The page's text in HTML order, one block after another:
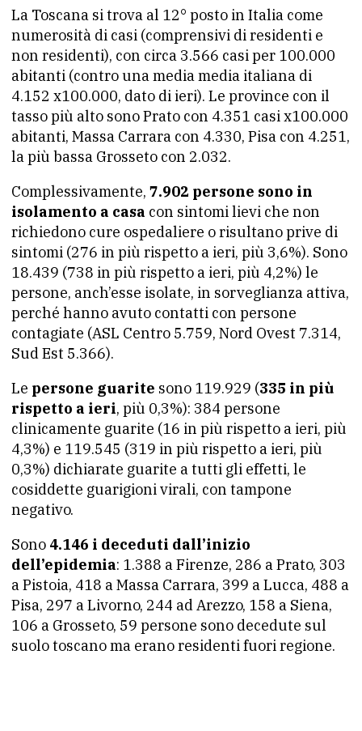
La Toscana si trova al 12° posto in Italia come
numerosità di casi (comprensivi di residenti e
non residenti), con circa 3.566 casi per 100.000
abitanti (contro una media media italiana di
4.152 x100.000, dato di ieri). Le province con il
tasso più alto sono Prato con 4.351 casi x100.000
abitanti, Massa Carrara con 4.330, Pisa con 4.251,
la più bassa Grosseto con 2.032.
Complessivamente, 7.902 persone sono in
isolamento a casa con sintomi lievi che non
richiedono cure ospedaliere o risultano prive di
sintomi (276 in più rispetto a ieri, più 3,6%). Sono
18.439 (738 in più rispetto a ieri, più 4,2%) le
persone, anch’esse isolate, in sorveglianza attiva,
perché hanno avuto contatti con persone
contagiate (ASL Centro 5.759, Nord Ovest 7.314,
Sud Est 5.366).
Le persone guarite sono 119.929 (335 in più
rispetto a ieri, più 0,3%): 384 persone
clinicamente guarite (16 in più rispetto a ieri, più
4,3%) e 119.545 (319 in più rispetto a ieri, più
0,3%) dichiarate guarite a tutti gli effetti, le
cosiddette guarigioni virali, con tampone
negativo.
Sono 4.146 i deceduti dall’inizio
dell’epidemia: 1.388 a Firenze, 286 a Prato, 303
a Pistoia, 418 a Massa Carrara, 399 a Lucca, 488 a
Pisa, 297 a Livorno, 244 ad Arezzo, 158 a Siena,
106 a Grosseto, 59 persone sono decedute sul
suolo toscano ma erano residenti fuori regione.